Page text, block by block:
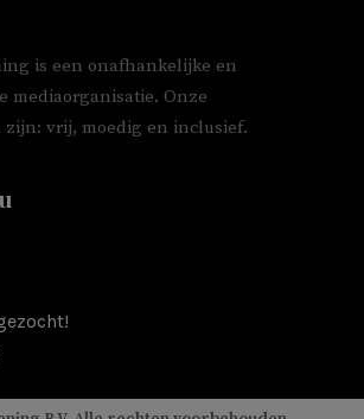
is een onafhankelijke en
mediaorganisatie. Onze
zijn: vrij, moedig en inclusief.